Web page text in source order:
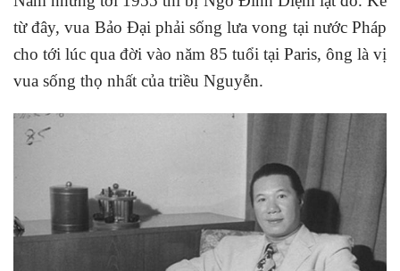
từ đây, vua Bảo Đại phải sống lưa vong tại nước Pháp
cho tới lúc qua đời vào năm 85 tuổi tại Paris, ông là vị
vua sống thọ nhất của triều Nguyễn.